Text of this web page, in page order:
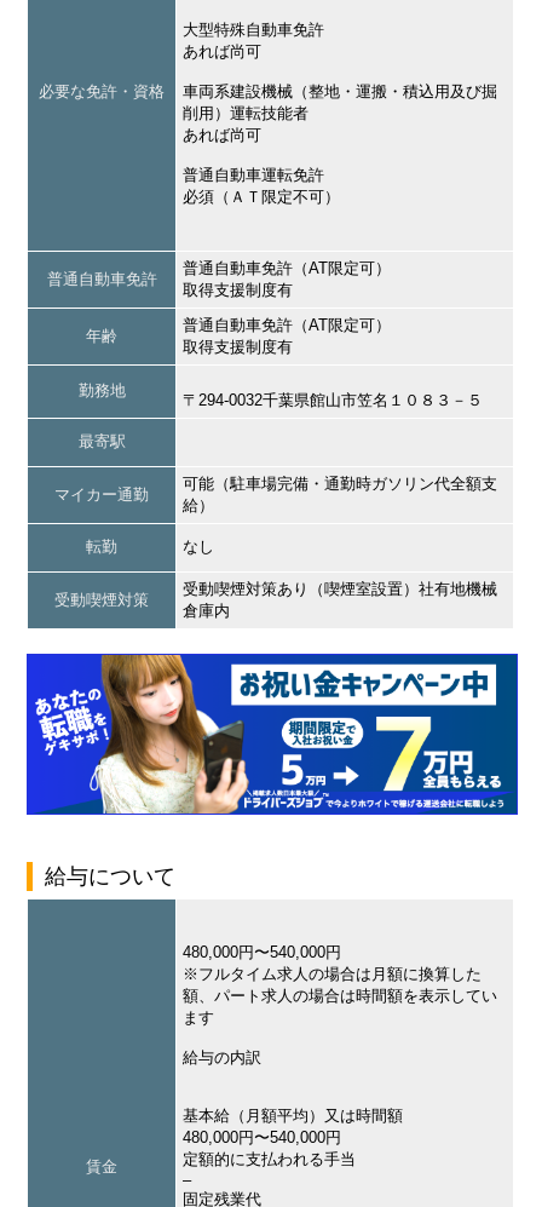
必要な免許・資格
大型特殊自動車免許
あれば尚可
車両系建設機械（整地・運搬・積込用及び掘
削用）運転技能者
あれば尚可
普通自動車運転免許
必須（ＡＴ限定不可）
普通自動車免許
普通自動車免許（AT限定可）
取得支援制度有
年齢
普通自動車免許（AT限定可）
取得支援制度有
勤務地
〒294-0032千葉県館山市笠名１０８３－５
最寄駅
マイカー通勤
可能（駐車場完備・通勤時ガソリン代全額支
給）
転勤 なし
受動喫煙対策
受動喫煙対策あり（喫煙室設置）社有地機械
倉庫内
給与について
賃金
480,000円〜540,000円
※フルタイム求人の場合は月額に換算した
額、パート求人の場合は時間額を表示してい
ます
給与の内訳
基本給（月額平均）又は時間額
480,000円〜540,000円
定額的に支払われる手当
–
固定残業代